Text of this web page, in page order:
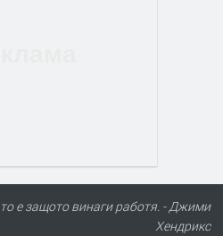
е защото винаги работя. - Джими
Хендрикс